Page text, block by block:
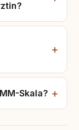
Skala?